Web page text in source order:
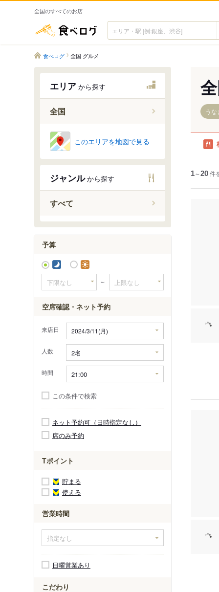
全国のすべてのお店
食べログ
食べログ 全国 グルメ
エリア から探す
全国
このエリアを地図で見る
ジャンルから探す
すべて
予算
～
空席確認・ネット予約
来店日
人数
時間
この条件で検索
ネット予約可（日時指定なし）
席のみ予約
Tポイント
貯まる
使える
営業時間
日曜営業あり
こだわり
う
1～20件